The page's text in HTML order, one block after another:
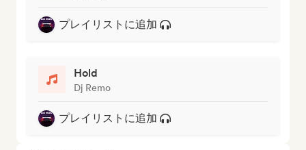
プレイリストに追加
Hold
Dj Remo
プレイリストに追加